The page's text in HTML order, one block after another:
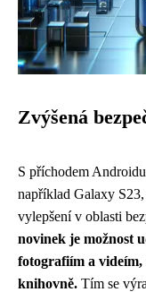
Zvýšená
S příchodem
například Galaxy
vylepšení v oblasti
novinek je možnost
fotografiím a
knihovně. Tím se